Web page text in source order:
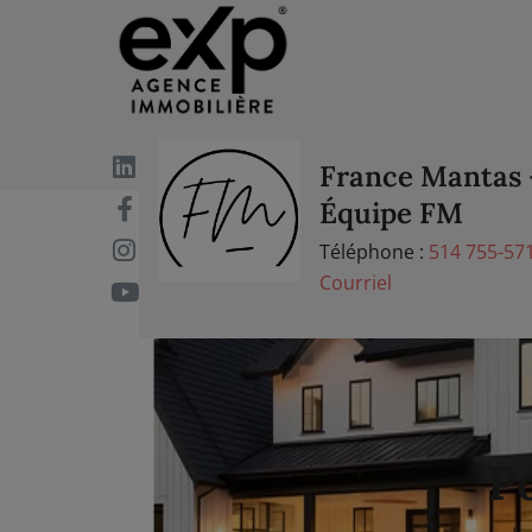
France Mantas
Équipe FM
Téléphone : 514 755-
Courriel